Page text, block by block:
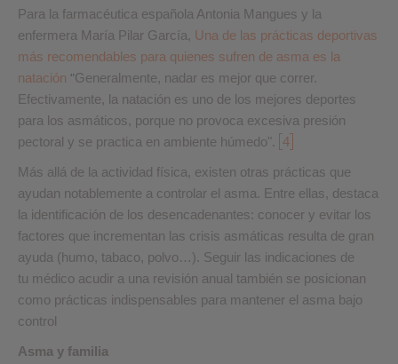
Para la farmacéutica española Antonia Mangues y la
enfermera María Pilar García, Una de las prácticas deportivas
más recomendables para quienes sufren de asma es la
natación "Generalmente, nadar es mejor que correr.
Efectivamente, la natación es uno de los mejores deportes
para los asmáticos, porque no provoca excesiva presión
pectoral y se practica en ambiente húmedo". 4
Más allá de la actividad física, existen otras prácticas que
ayudan notablemente a controlar el asma. Entre ellas, destaca
la identificación de los desencadenantes: conocer y evitar los
factores que incrementan las crisis asmáticas resulta de gran
ayuda (humo, tabaco, polvo…). Seguir las indicaciones de
tu médico acudir a una revisión anual también se posicionan
como prácticas indispensables para mantener el asma bajo
control
Asma y familia